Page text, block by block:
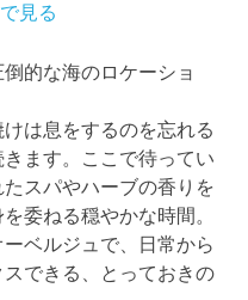
見る
的な海のロケーショ
は息をするのを忘れる
ます。ここで待ってい
スパやハーブの香りを
委ねる穏やかな時間。
ベルジュで、日常から
できる、とっておきの